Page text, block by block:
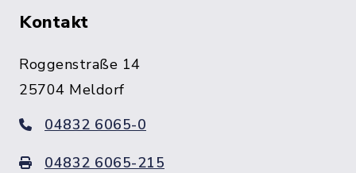
Kontakt
Roggenstraße 14
25704 Meldorf
04832 6065-0
04832 6065-215